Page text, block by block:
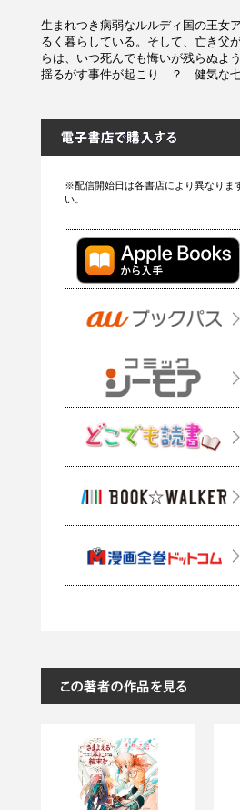
生まれつき病弱なルルディ国の王女
るく暮らしている。そして、亡き父
らは、いつ死んでも悔いが残らぬよ
揺るがす事件が起こり…？ 健気な七
※配信開始日は各書店により異なりま
い。